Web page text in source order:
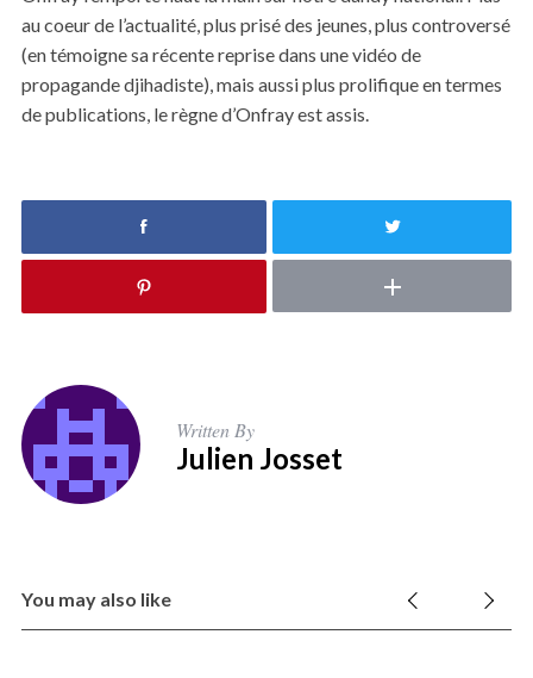
au coeur de l’actualité, plus prisé des jeunes, plus controversé
(en témoigne sa récente reprise dans une vidéo de
propagande djihadiste), mais aussi plus prolifique en termes
de publications, le règne d’Onfray est assis.
Written By
Julien Josset
You may also like